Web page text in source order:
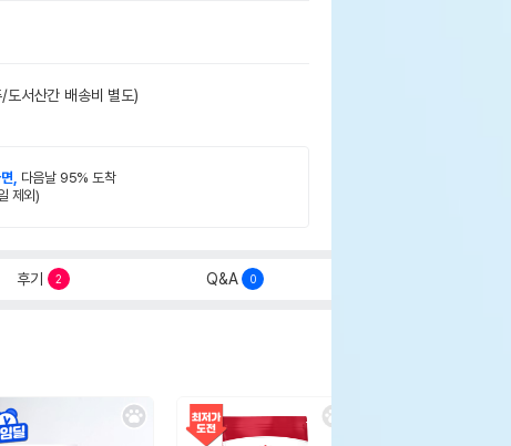
도서산간 배송비 별도)
, 다음날 95% 도착
제외)
후기 2 Q&A 0